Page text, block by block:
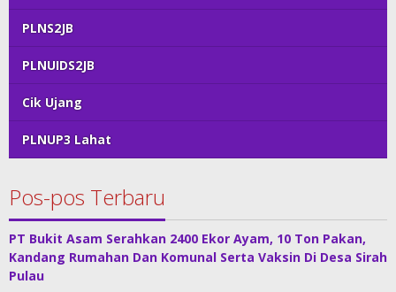
PLNS2JB
PLNUIDS2JB
Cik Ujang
PLNUP3 Lahat
Pos-pos Terbaru
PT Bukit Asam Serahkan 2400 Ekor Ayam, 10 Ton Pakan,
Kandang Rumahan Dan Komunal Serta Vaksin Di Desa Sirah
Pulau